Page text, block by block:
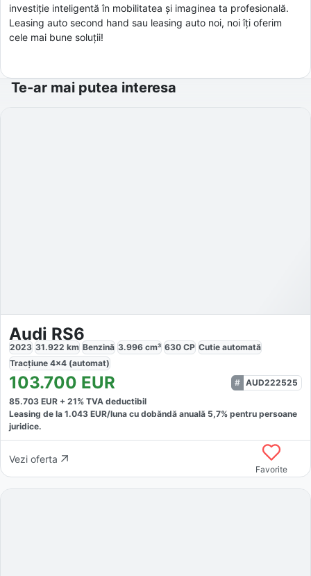
investiție inteligentă în mobilitatea și imaginea ta profesională.
Leasing auto second hand sau leasing auto noi, noi îți oferim
cele mai bune soluții!
Te-ar mai putea interesa
Audi RS6
2023 31.922 km Benzină 3.996 cm³ 630 CP Cutie automată
Tracțiune 4x4 (automat)
103.700 EUR
AUD222525
85.703 EUR + 21% TVA deductibil
Leasing de la 1.043 EUR/luna cu dobăndă anuală 5,7% pentru persoane
juridice.
Vezi oferta
Favorite